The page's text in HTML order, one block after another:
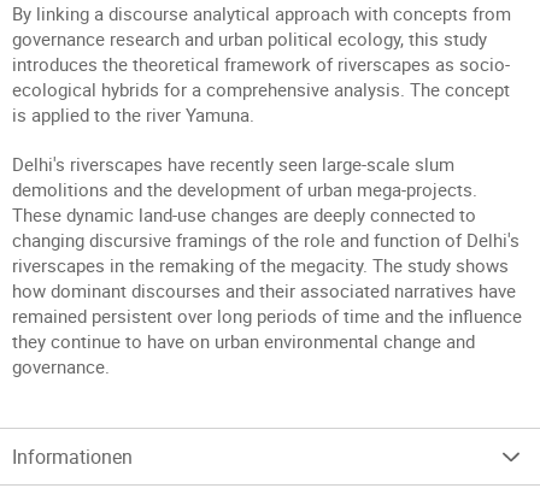
By linking a discourse analytical approach with concepts from
governance research and urban political ecology, this study
introduces the theoretical framework of riverscapes as socio-
ecological hybrids for a comprehensive analysis. The concept
is applied to the river Yamuna.
Delhi's riverscapes have recently seen large-scale slum
demolitions and the development of urban mega-projects.
These dynamic land-use changes are deeply connected to
changing discursive framings of the role and function of Delhi's
riverscapes in the remaking of the megacity. The study shows
how dominant discourses and their associated narratives have
remained persistent over long periods of time and the influence
they continue to have on urban environmental change and
governance.
Informationen